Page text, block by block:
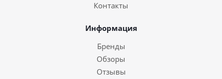
Контакты
Информация
Бренды
Обзоры
Отзывы